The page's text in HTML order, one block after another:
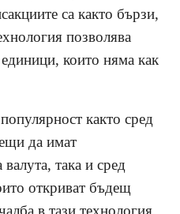
са както бързи,
позволява
които няма как
както сред
да имат
така и сред
откриват бъдещ
в тази технология.